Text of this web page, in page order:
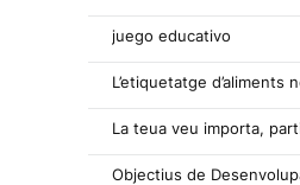
juego educativo
L’etiquetatge d’aliments
La teua veu importa,
Objectius de